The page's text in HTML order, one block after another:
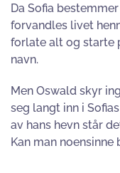
Da Sofia
forvandles livet
forlate alt og starte
navn.
Men Oswald skyr
seg langt inn i
av hans hevn står
Kan man noensinne